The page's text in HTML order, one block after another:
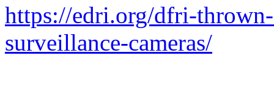
https://edri.org/dfri-
surveillance-cameras/